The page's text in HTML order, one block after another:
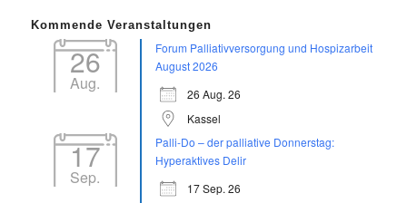
Kommende Veranstaltungen
26
Aug.
Forum Palliativversorgung und Hospizarbeit
August 2026
26 Aug. 26
Kassel
17
Sep.
Palli-Do – der palliative Donnerstag:
Hyperaktives Delir
17 Sep. 26